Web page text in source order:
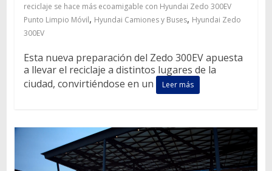
reciclaje se hace más ecoamigable con Hyundai Zedo 300EV
Punto Limpio Móvil, Hyundai Camiones y Buses, Hyundai Zedo
300EV
Esta nueva preparación del Zedo 300EV apuesta
a llevar el reciclaje a distintos lugares de la
ciudad, convirtiéndose en un
Leer más